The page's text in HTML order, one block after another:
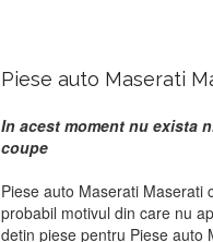
Piese auto Maserati
In acest moment nu exista
coupe
Piese auto Maserati Maserati
probabil motivul din care nu
detin piese pentru Piese auto